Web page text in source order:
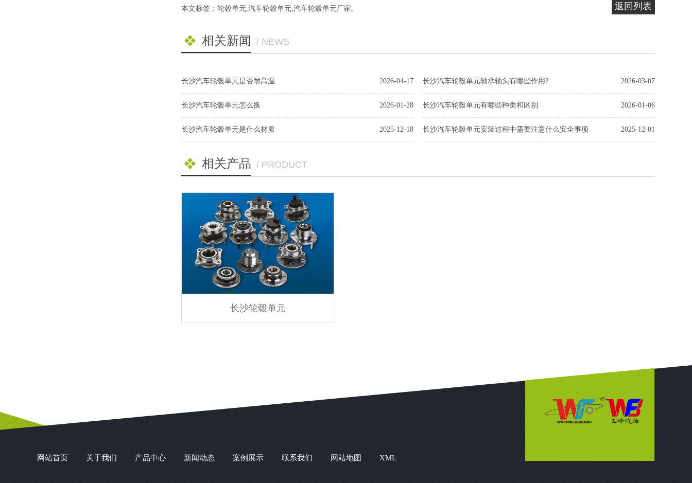
返回列表
本文标签： 轮毂单元 汽车轮毂单元 汽车轮毂单元厂家
相关新闻 / NEWS
2026-04-17
长沙汽车轮毂单元是否耐高温 2026-03-07
长沙汽车轮毂单元轴承轴头有哪些作用?
2026-01-28
长沙汽车轮毂单元怎么换 2026-01-06
长沙汽车轮毂单元有哪些种类和区别
2025-12-18
长沙汽车轮毂单元是什么材质 2025-12-01
长沙汽车轮毂单元安装过程中需要注意什么安全事项
相关产品 / PRODUCT
长沙轮毂单元
网站首页 关于我们 产品中心 新闻动态 案例展示 联系我们 网站地图 XML